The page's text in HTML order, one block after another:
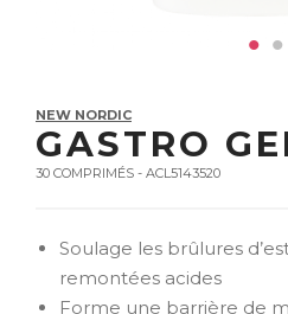
NEW NORDIC
GASTRO
30 COMPRIMÉS - ACL5143520
Soulage les brûlures
remontées acides
Forme une barrière de